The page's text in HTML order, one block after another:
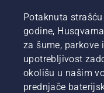
Potaknuta
godine,
za šume, parkove
upotrebljivost
okolišu u našim
prednjače